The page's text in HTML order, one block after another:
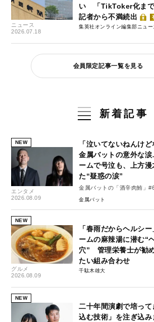
ニュース
2026.07.18
い 「TikToker化まで
記者から不満続出
集英社オンライン編集部ニュー
会員限定記事一覧を見る
新着記事
NEW
エンタメ
2026.08.09
「泣いてないねんけ
金属バットの意外な
ームで号泣も、上方
た“疑惑の涙”
金属バットの「酒辛肉鮪」
金属バット
NEW
グルメ
2026.08.09
「春雨だからヘルシ
ームの麻辣湯に潜む“
穴” 管理栄養士が勧
たい組み合わせ
千駄木雄大
NEW
二十年間演劇で培っ
込む技術」を注ぎ込